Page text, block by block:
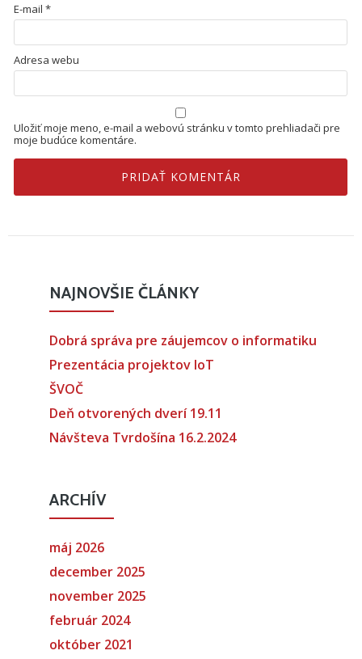
E-mail *
Adresa webu
Uložiť moje meno, e-mail a webovú stránku v tomto prehliadači pre
moje budúce komentáre.
NAJNOVŠIE ČLÁNKY
Dobrá správa pre záujemcov o informatiku
Prezentácia projektov IoT
ŠVOČ
Deň otvorených dverí 19.11
Návšteva Tvrdošína 16.2.2024
ARCHÍV
máj 2026
december 2025
november 2025
február 2024
október 2021